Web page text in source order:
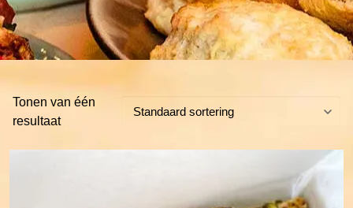
Tonen van één
resultaat